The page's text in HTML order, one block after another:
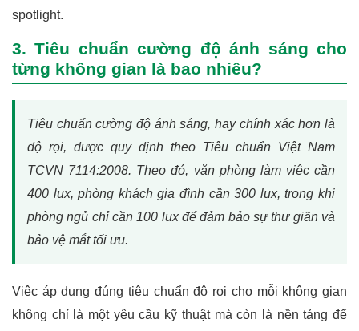
spotlight.
3. Tiêu chuẩn cường độ ánh sáng cho
từng không gian là bao nhiêu?
Tiêu chuẩn cường độ ánh sáng, hay chính xác hơn là
độ rọi, được quy định theo Tiêu chuẩn Việt Nam
TCVN 7114:2008. Theo đó, văn phòng làm việc cần
400 lux, phòng khách gia đình cần 300 lux, trong khi
phòng ngủ chỉ cần 100 lux để đảm bảo sự thư giãn và
bảo vệ mắt tối ưu.
Việc áp dụng đúng tiêu chuẩn độ rọi cho mỗi không gian
không chỉ là một yêu cầu kỹ thuật mà còn là nền tảng để